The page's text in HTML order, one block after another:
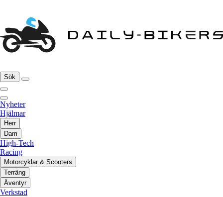
Sök
Nyheter
Hjälmar
Herr
Dam
High-Tech
Racing
Motorcyklar & Scooters
Terräng
Äventyr
Verkstad